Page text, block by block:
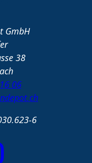
GmbH
38
06
6